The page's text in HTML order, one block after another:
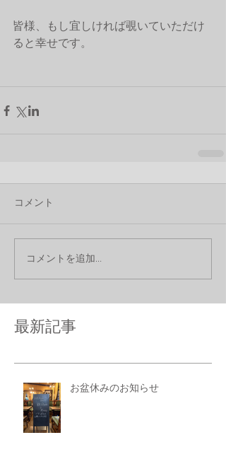
皆様、もし宜しければ覗いていただけ
ると幸せです。
コメント
コメントを追加…
最新記事
お盆休みのお知らせ